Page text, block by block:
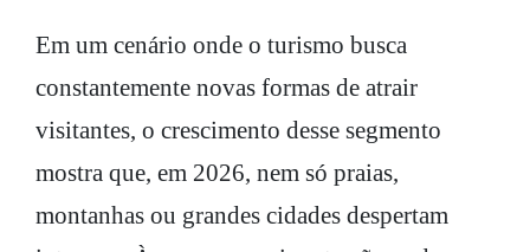
Em um cenário onde o turismo busca
constantemente novas formas de atrair
visitantes, o crescimento desse segmento
mostra que, em 2026, nem só praias,
montanhas ou grandes cidades despertam